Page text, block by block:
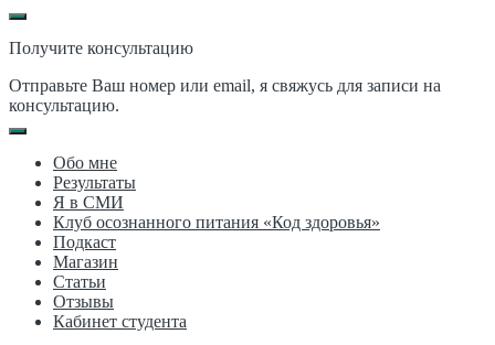
Получите консультацию
Отправьте Ваш номер или email, я свяжусь для записи на
консультацию.
Обо мне
Результаты
Я в СМИ
Клуб осознанного питания «Код здоровья»
Подкаст
Магазин
Статьи
Отзывы
Кабинет студента